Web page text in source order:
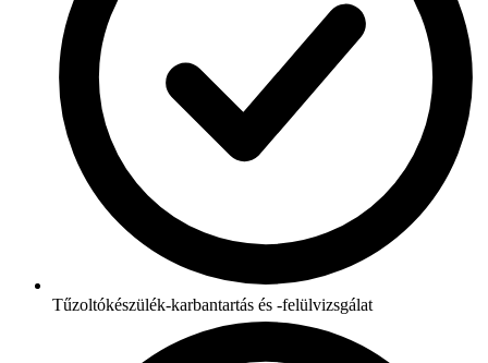
Tűzoltókészülék-karbantartás és -felülvizsgálat